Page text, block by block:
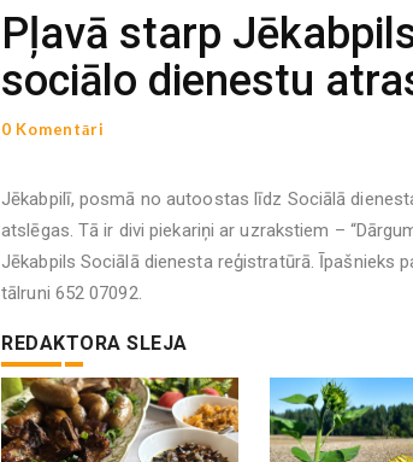
Pļavā starp
sociālo dienestu
0 Komentāri
Jēkabpilī, posmā no autoostas līdz Sociālā
atslēgas. Tā ir divi piekariņi ar uzrakstiem –
Jēkabpils Sociālā dienesta reģistratūrā. Īpašnieks
tālruni 652 07092.
REDAKTORA SLEJA